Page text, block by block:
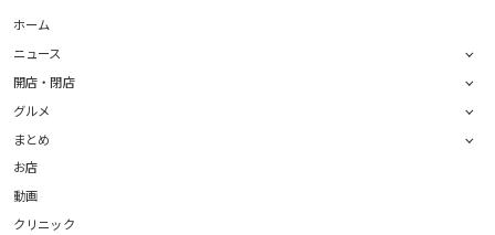
ホーム
ニュース
開店・閉店
グルメ
まとめ
お店
動画
クリニック